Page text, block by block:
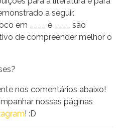
a seguir.
em ____ e ____ são
de compreender melhor o
nos comentários abaixo!
nossas páginas
! :D